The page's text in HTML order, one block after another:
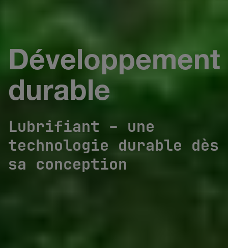
Développement
durable
Lubrifiant – une
technologie durable dès
sa conception